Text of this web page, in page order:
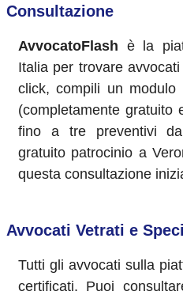
Consultazione
AvvocatoFlash è la
Italia per trovare
click, compili un
(completamente gratuito
fino a tre preventivi
gratuito patrocinio a
questa consultazione
Avvocati Vetrati e
Tutti gli avvocati sulla
certificati. Puoi